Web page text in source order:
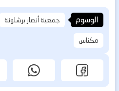
الوسوم جمعية أنصار برشلونة
مكناس